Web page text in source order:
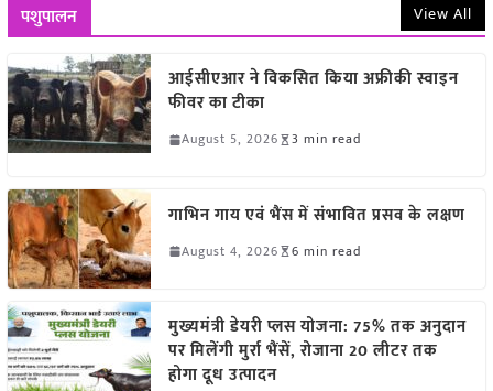
पशुपालन View All
आईसीएआर ने विकसित किया अफ्रीकी स्वाइन
फीवर का टीका
August 5, 2026 3 min read
गाभिन गाय एवं भैंस में संभावित प्रसव के लक्षण
August 4, 2026 6 min read
मुख्यमंत्री डेयरी प्लस योजना: 75% तक अनुदान
पर मिलेंगी मुर्रा भैंसें, रोजाना 20 लीटर तक
होगा दूध उत्पादन